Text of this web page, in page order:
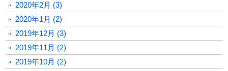
2020年2月 (3)
2020年1月 (2)
2019年12月 (3)
2019年11月 (2)
2019年10月 (2)